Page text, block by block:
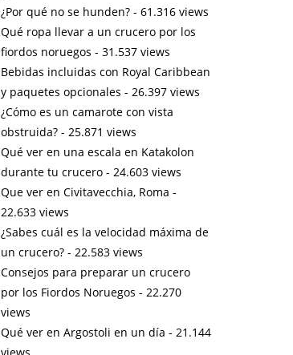
¿Por qué no se hunden?- 61.316 views
Qué ropa llevar a un crucero por los
fiordos noruegos - 31.537 views
Bebidas incluidas con Royal Caribbean
y paquetes opcionales - 26.397 views
¿Cómo es un camarote con vista
obstruida?- 25.871 views
Qué ver en una escala en Katakolon
durante tu crucero- 24.603 views
Que ver en Civitavecchia, Roma -
22.633 views
¿Sabes cuál es la velocidad máxima de
un crucero?- 22.583 views
Consejos para preparar un crucero
por los Fiordos Noruegos - 22.270
views
Qué ver en Argostoli en un día - 21.144
views